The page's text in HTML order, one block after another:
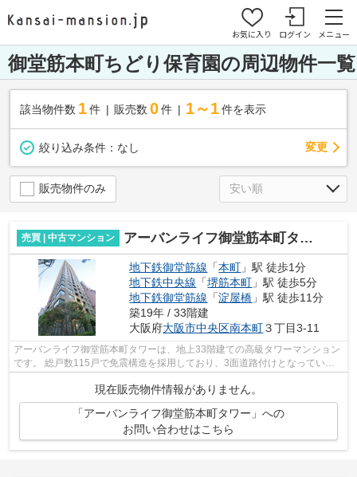
お気に入り ログイン メニュー
御堂筋本町ちどり保育園の周辺物件一覧
該当物件数 1件 販売数 0 件 1～1 件を表示
絞り込み条件： なし 変更
販売物件のみ
売買 | 中古マンション アーバンライフ御堂筋本町タワー
地下鉄御堂筋線 「本町 」駅 徒歩1分
地下鉄中央線 「堺筋本町 」駅 徒歩5分
地下鉄御堂筋線 「淀屋橋 」駅 徒歩11分
築19年 / 33階建
大阪府大阪市中央区南本町３丁目3-11
アーバンライフ御堂筋本町タワーは、地上33階建ての高級タワーマンション
です。 総戸数115戸で免震構造を採用しており、3面道路付けとなっている
現在販売物件情報がありません。
「アーバンライフ御堂筋本町タワー」への
お問い合わせはこちら